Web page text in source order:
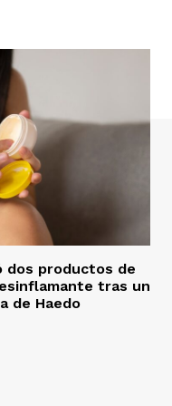
dos productos de
tras un
de Haedo